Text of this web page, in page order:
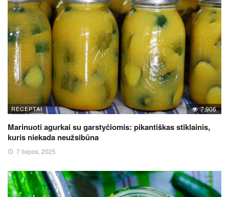
RECEPTAI 7,906
Marinuoti agurkai su garstyčiomis: pikantiškas stiklainis,
kuris niekada neužsibūna
7 liepos, 2025